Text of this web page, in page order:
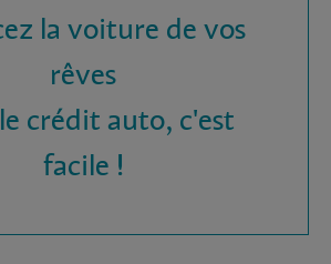
la voiture de vos
rêves
crédit auto, c'est
facile !